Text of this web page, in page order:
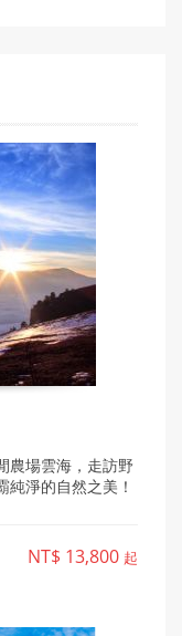
農場雲海，走訪野
淨的自然之美！
NT$ 13,800 起